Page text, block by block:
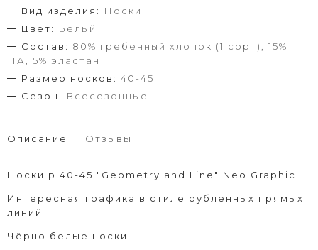
Вид изделия:
Носки
Цвет:
Белый
Состав: 80% гребенный хлопок (1 сорт), 15%
ПА, 5% эластан
Размер носков: 40-45
Сезон:
Всесезонные
Описание Отзывы
Носки р.40-45 "Geometry and Line" Neo Graphic
Интересная графика в стиле рубленных прямых
линий
Чёрно белые носки